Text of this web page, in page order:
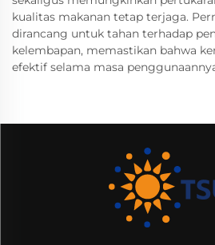
kualitas makanan tetap terjaga.
dirancang untuk tahan terhadap
kelembapan, memastikan bahwa
efektif selama masa